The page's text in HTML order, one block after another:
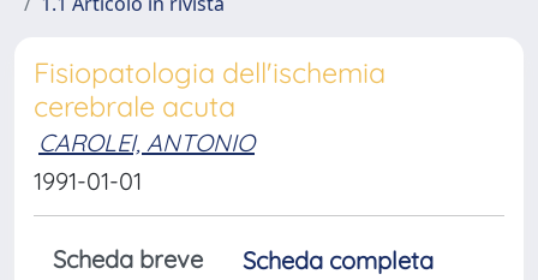
Fisiopatologia dell'ischemia
cerebrale acuta
CAROLEI, ANTONIO
1991-01-01
Scheda breve
Scheda completa